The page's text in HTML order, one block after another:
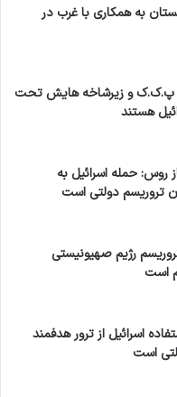
مرتبط با
اقدامات
که در سال‌های
اکنون می‌توانند با
وارد مرحله
قضایی شوند.
به همکاری با غرب در
پ.ک.ک و زیرشاخه هایش تحت
هستند
روس: حمله اسرائیل به
تروریسم دولتی است
رژیم صهیونیستی
است
اسرائیل از ترور هدفمند
است